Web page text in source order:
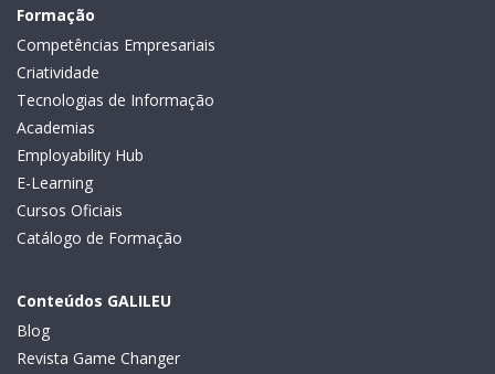
Formação
Competências Empresariais
Criatividade
Tecnologias de Informação
Academias
Employability Hub
E-Learning
Cursos Oficiais
Catálogo de Formação
Conteúdos GALILEU
Blog
Revista Game Changer